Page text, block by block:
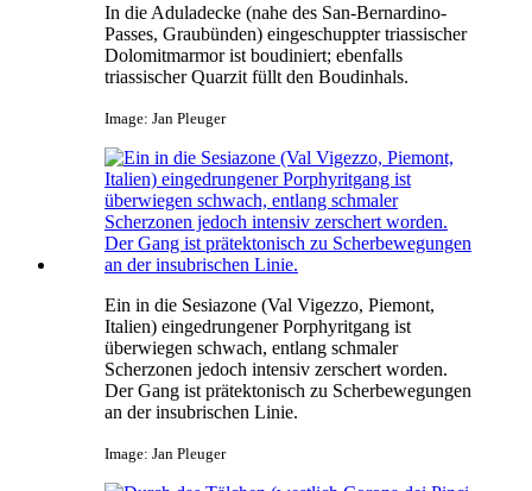
In die Aduladecke (nahe des San-Bernardino-
Passes, Graubünden) eingeschuppter triassischer
Dolomitmarmor ist boudiniert; ebenfalls
triassischer Quarzit füllt den Boudinhals.
Image: Jan Pleuger
Ein in die Sesiazone (Val Vigezzo, Piemont,
Italien) eingedrungener Porphyritgang ist
überwiegen schwach, entlang schmaler
Scherzonen jedoch intensiv zerschert worden.
Der Gang ist prätektonisch zu Scherbewegungen
an der insubrischen Linie.
Image: Jan Pleuger